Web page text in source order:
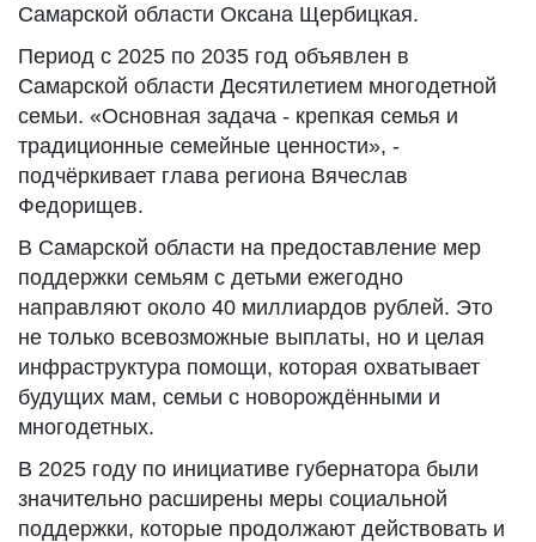
Самарской области Оксана Щербицкая.
Период с 2025 по 2035 год объявлен в
Самарской области Десятилетием многодетной
семьи. «Основная задача - крепкая семья и
традиционные семейные ценности», -
подчёркивает глава региона Вячеслав
Федорищев.
В Самарской области на предоставление мер
поддержки семьям с детьми ежегодно
направляют около 40 миллиардов рублей. Это
не только всевозможные выплаты, но и целая
инфраструктура помощи, которая охватывает
будущих мам, семьи с новорождёнными и
многодетных.
В 2025 году по инициативе губернатора были
значительно расширены меры социальной
поддержки, которые продолжают действовать и